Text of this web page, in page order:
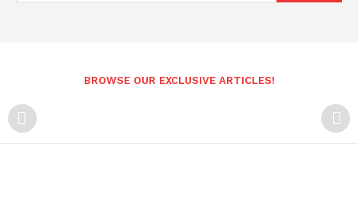
BROWSE OUR EXCLUSIVE ARTICLES!